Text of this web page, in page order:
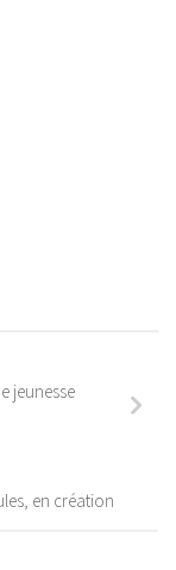
jeunesse
en création